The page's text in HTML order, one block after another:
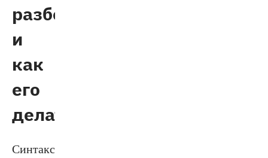
разбор
и
как
его
делать
Синтаксический